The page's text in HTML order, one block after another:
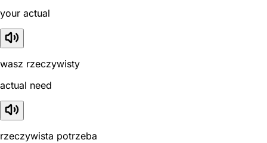
your actual
wasz rzeczywisty
actual need
rzeczywista potrzeba